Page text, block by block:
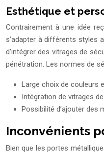
Esthétique et
Contrairement à une idée
s’adapter à différents styles
d’intégrer des vitrages de
pénétration. Les normes de
Large choix de couleurs
Intégration de vitrages
Possibilité d’ajouter
Inconvénients
Bien que les portes